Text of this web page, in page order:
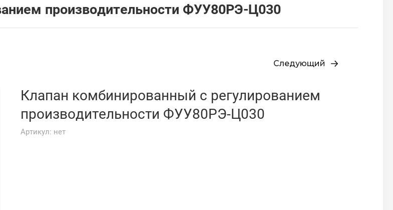
производительности ФУУ80РЭ-Ц030
Следующий
Клапан комбинированный с регулированием
производительности ФУУ80РЭ-Ц030
Артикул: нет